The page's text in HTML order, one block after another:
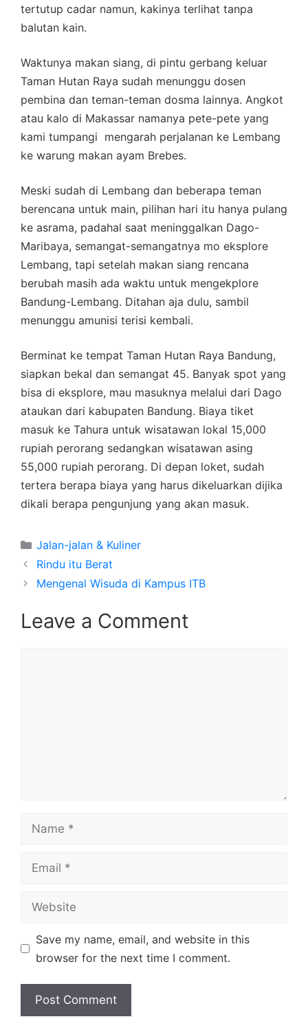
tertutup cadar namun, kakinya terlihat tanpa
balutan kain.
Waktunya makan siang, di pintu gerbang keluar
Taman Hutan Raya sudah menunggu dosen
pembina dan teman-teman dosma lainnya. Angkot
atau kalo di Makassar namanya pete-pete yang
kami tumpangi mengarah perjalanan ke Lembang
ke warung makan ayam Brebes.
Meski sudah di Lembang dan beberapa teman
berencana untuk main, pilihan hari itu hanya pulang
ke asrama, padahal saat meninggalkan Dago-
Maribaya, semangat-semangatnya mo eksplore
Lembang, tapi setelah makan siang rencana
berubah masih ada waktu untuk mengekplore
Bandung-Lembang. Ditahan aja dulu, sambil
menunggu amunisi terisi kembali.
Berminat ke tempat Taman Hutan Raya Bandung,
siapkan bekal dan semangat 45. Banyak spot yang
bisa di eksplore, mau masuknya melalui dari Dago
ataukan dari kabupaten Bandung. Biaya tiket
masuk ke Tahura untuk wisatawan lokal 15,000
rupiah perorang sedangkan wisatawan asing
55,000 rupiah perorang. Di depan loket, sudah
tertera berapa biaya yang harus dikeluarkan dijika
dikali berapa pengunjung yang akan masuk.
Categories
Jalan-jalan & Kuliner
Rindu itu Berat
Mengenal Wisuda di Kampus ITB
Leave a Comment
Name
Email
Website
Save my name, email, and website in this
browser for the next time I comment.